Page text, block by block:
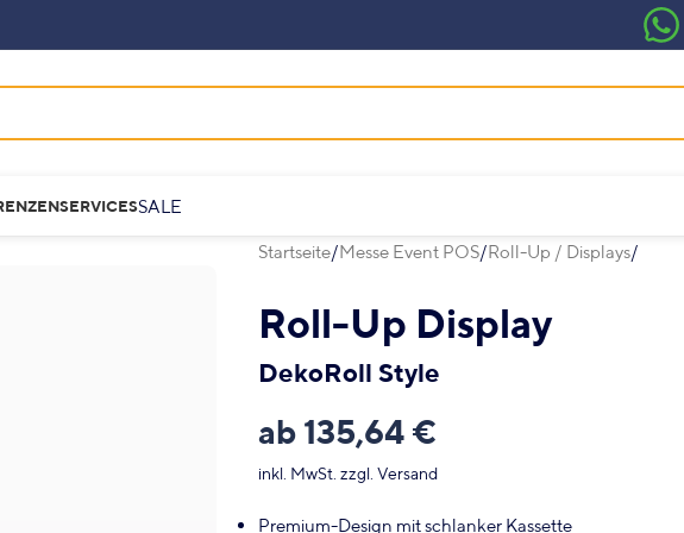
SERVICESSALE
Startseite Messe Event POS Roll-Up / Displays
Roll-Up Display
DekoRoll Style
ab 135,64 €
inkl. MwSt. zzgl. Versand
Premium-Design mit schlanker Kassette